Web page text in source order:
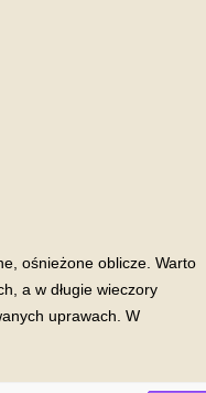
ośnieżone oblicze. Warto
a w długie wieczory
uprawach. W